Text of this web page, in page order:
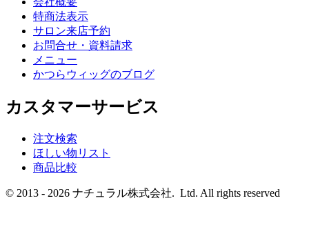
特商法表示
サロン来店予約
お問合せ・資料請求
メニュー
かつらウィッグのブログ
カスタマーサービス
注文検索
ほしい物リスト
商品比較
© 2013 - 2026 ナチュラル株式会社. Ltd. All rights reserved